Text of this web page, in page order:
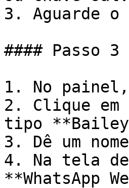
3. Aguarde o
#### Passo
1. No
2. Clique
tipo
3. Dê um
4. Na tela
**WhatsApp